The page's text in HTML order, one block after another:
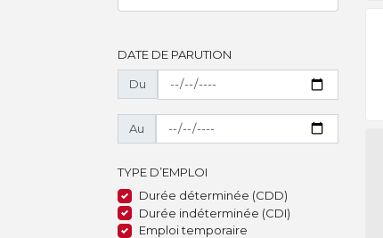
DATE DE PARUTION
Du
Au
TYPE D’EMPLOI
Durée déterminée (CDD)
Durée indéterminée (CDI)
Emploi temporaire